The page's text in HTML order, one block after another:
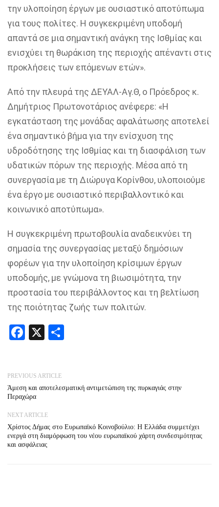
την υλοποίηση έργων με ουσιαστικό αποτύπωμα
για τους πολίτες. Η συγκεκριμένη υποδομή
απαντά σε μια σημαντική ανάγκη της Ισθμίας και
ενισχύει τη θωράκιση της περιοχής απέναντι στις
προκλήσεις των επόμενων ετών».
Από την πλευρά της ΔΕΥΑΛ-Αγ.Θ, ο Πρόεδρος κ.
Δημήτριος Πρωτονοτάριος ανέφερε: «Η
εγκατάσταση της μονάδας αφαλάτωσης αποτελεί
ένα σημαντικό βήμα για την ενίσχυση της
υδροδότησης της Ισθμίας και τη διασφάλιση των
υδατικών πόρων της περιοχής. Μέσα από τη
συνεργασία με τη Διώρυγα Κορίνθου, υλοποιούμε
ένα έργο με ουσιαστικό περιβαλλοντικό και
κοινωνικό αποτύπωμα».
Η συγκεκριμένη πρωτοβουλία αναδεικνύει τη
σημασία της συνεργασίας μεταξύ δημόσιων
φορέων για την υλοποίηση κρίσιμων έργων
υποδομής, με γνώμονα τη βιωσιμότητα, την
προστασία του περιβάλλοντος και τη βελτίωση
της ποιότητας ζωής των πολιτών.
Facebook
X
PREVIOUS ARTICLE
Άμεση και αποτελεσματική αντιμετώπιση της πυρκαγιάς στην
Περαχώρα
NEXT ARTICLE
Χρίστος Δήμας στο Ευρωπαϊκό Κοινοβούλιο: Η Ελλάδα συμμετέχει
ενεργά στη διαμόρφωση του νέου ευρωπαϊκού χάρτη συνδεσιμότητας
και ασφάλειας